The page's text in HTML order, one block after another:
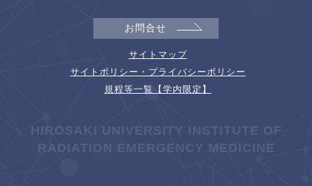
お問合せ
サイトマップ
サイトポリシー・プライバシーポリシー
規程等一覧【学内限定】
HIROSAKI UNIVERSITY INSTITUTE OF
RADIATION EMERGENCY MEDICINE